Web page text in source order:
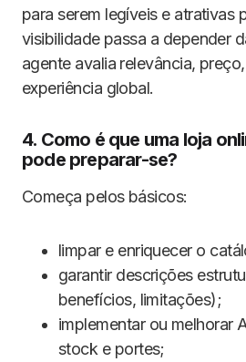
para serem legíveis e atrativas
visibilidade passa a depender
agente avalia relevância,
experiência global.
4. Como é que uma loja
pode preparar-se?
Começa pelos básicos:
limpar e enriquecer o
garantir descrições
benefícios, limitações);
implementar ou melhorar
stock e portes;